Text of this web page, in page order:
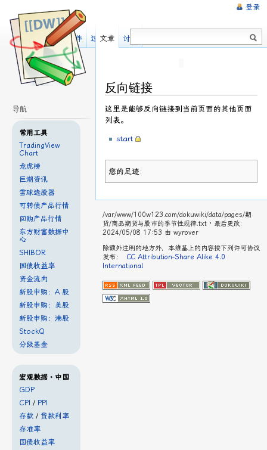
反向链接
这里是能够反向链接到当前页面的其他页面
列表。
start
您的足迹:
登录
文章 讨论
阅读 显示源文件 过去修订
导航
常用工具
TradingView
Chart
龙虎榜
巨潮资讯
雪球选股器
可转债产品行情
回购产品行情
东方财富数据中
心
SHIBOR
国债收益率
资金流向
新股申购：A 股
新股申购：美股
新股申购：港股
StockQ
分级基金
宏观数据・中国
GDP
CPI / PPI
存款 / 贷款利率
存准率
国债收益率
/var/www/100w123.com/dokuwiki/data/pages/期
货/商品期货与股市的季节性规律.txt · 最后更改:
2024/05/08 17:53 由 wyrover
除额外注明的地方外，本维基上的内容按下列许可协议
发布：
CC Attribution-Share Alike 4.0
International